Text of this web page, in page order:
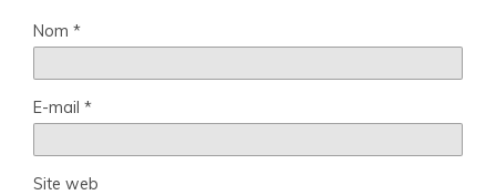
Nom *
E-mail *
Site web